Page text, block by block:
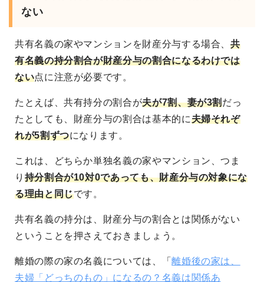
ない
共有名義の家やマンションを財産分与する場合、共
有名義の持分割合が財産分与の割合になるわけでは
ない点に注意が必要です。
たとえば、共有持分の割合が夫が7割、妻が3割だっ
たとしても、財産分与の割合は基本的に夫婦それぞ
れが5割ずつになります。
これは、どちらか単独名義の家やマンション、つま
り 持分割合が10対0であっても、財産分与の対象にな
る理由と同じです。
共有名義の持分は、財産分与の割合とは関係がない
ということを押さえておきましょう。
離婚の際の家の名義については、「離婚後の家は、
夫婦「どっちのもの」になるの？名義は関係あ